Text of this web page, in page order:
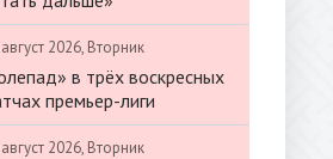
2026, Вторник
в трёх воскресных
премьер-лиги
2026, Вторник